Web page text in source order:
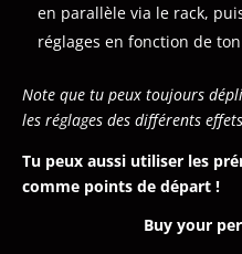
en parallèle via le rack,
réglages en fonction de
Note que tu peux toujours
les réglages des différents
Tu peux aussi utiliser les
comme points de départ !
Buy your